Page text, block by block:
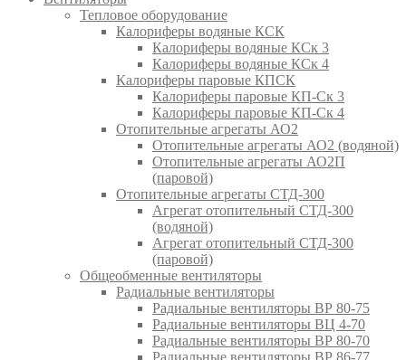
Тепловое оборудование
Калориферы водяные КСК
Калориферы водяные КСк 3
Калориферы водяные КСк 4
Калориферы паровые КПСК
Калориферы паровые КП-Ск 3
Калориферы паровые КП-Ск 4
Отопительные агрегаты АО2
Отопительные агрегаты АО2 (водяной)
Отопительные агрегаты АО2П
(паровой)
Отопительные агрегаты СТД-300
Агрегат отопительный СТД-300
(водяной)
Агрегат отопительный СТД-300
(паровой)
Общеобменные вентиляторы
Радиальные вентиляторы
Радиальные вентиляторы ВР 80-75
Радиальные вентиляторы ВЦ 4-70
Радиальные вентиляторы ВР 80-70
Радиальные вентиляторы ВР 86-77